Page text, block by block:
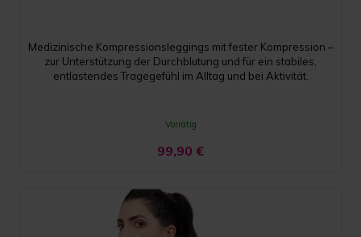
Medizinische Kompressionsleggings mit fester Kompression –
zur Unterstützung der Durchblutung und für ein stabiles,
entlastendes Tragegefühl im Alltag und bei Aktivität.
Vorrätig
99,90 €